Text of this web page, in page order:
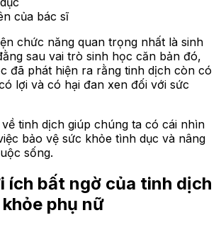
của bác sĩ
chức năng quan trọng nhất là sinh
sau vai trò sinh học căn bản đó,
đã phát hiện ra rằng tinh dịch còn có
lợi và có hại đan xen đối với sức
tinh dịch giúp chúng ta có cái nhìn
bảo vệ sức khỏe tình dục và nâng
sống.
ích bất ngờ của tinh dịch
phụ nữ